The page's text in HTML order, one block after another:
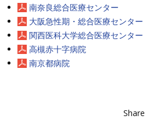
南奈良総合医療センター
大阪急性期・総合医療センター
関西医科大学総合医療センター
高槻赤十字病院
南京都病院